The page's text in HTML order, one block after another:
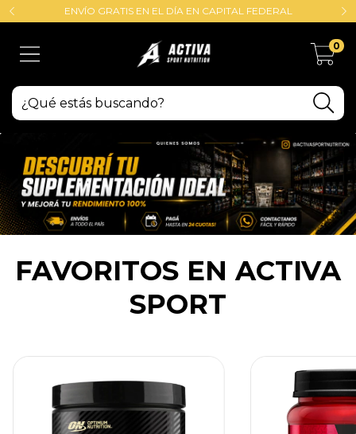
ENVÍO GRATIS EN EL DÍA EN CAPITAL FEDERAL
0
FAVORITOS EN ACTIVA
SPORT